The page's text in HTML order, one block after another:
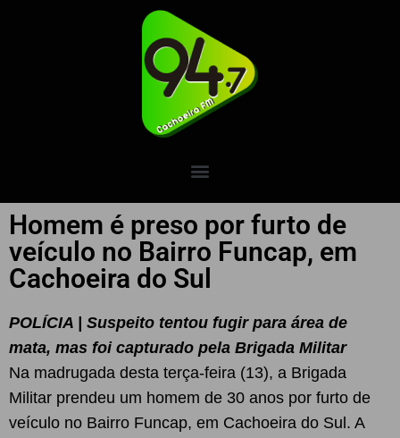
Homem é preso por furto de
veículo no Bairro Funcap, em
Cachoeira do Sul
POLÍCIA | Suspeito tentou fugir para área de
mata, mas foi capturado pela Brigada Militar
Na madrugada desta terça-feira (13), a Brigada
Militar prendeu um homem de 30 anos por furto de
veículo no Bairro Funcap, em Cachoeira do Sul. A